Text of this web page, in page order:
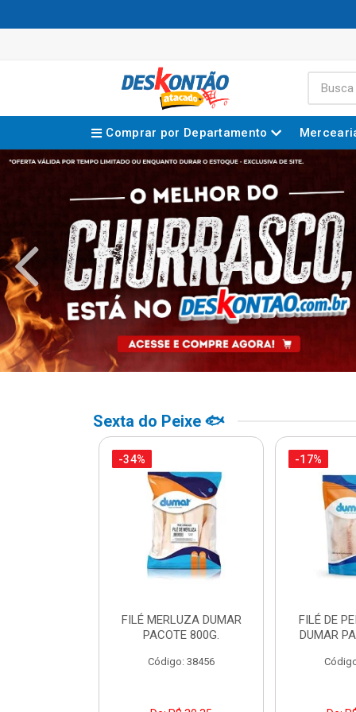
Comprar por Departamento
Sexta do Peixe 🐟
-34%
FILÉ MERLUZA DUMAR
PACOTE 800G.
Código: 38456
-17%
FILÉ DE
DUMAR